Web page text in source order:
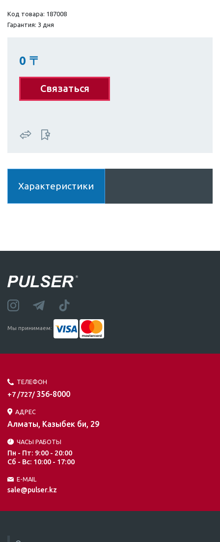
Код товара: 187008
Гарантия: 3 дня
0 〒
Связаться
Характеристики
Мы принимаем:
ТЕЛЕФОН
+7 /727/ 356-8000
АДРЕС
Алматы, Казыбек би, 29
ЧАСЫ РАБОТЫ
Пн - Пт: 9:00 - 20:00
Сб - Вс: 10:00 - 17:00
E-MAIL
sale@pulser.kz